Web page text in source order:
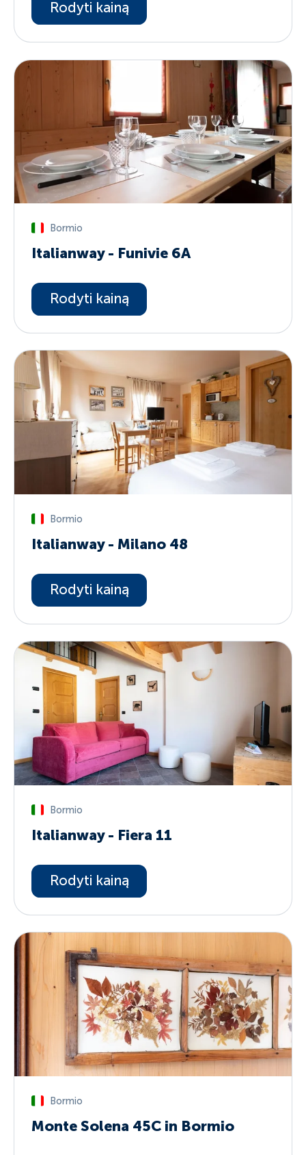
Rodyti kainą
Bormio
Italianway - Funivie 6A
Rodyti kainą
Bormio
Italianway - Milano 48
Rodyti kainą
Bormio
Italianway - Fiera 11
Rodyti kainą
Bormio
Monte Solena 45C in Bormio